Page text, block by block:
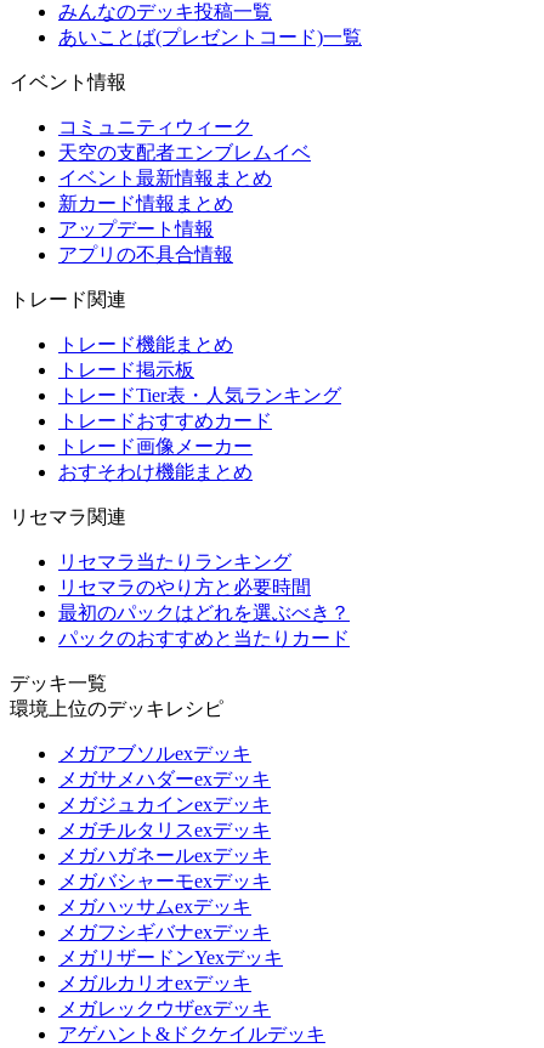
みんなのデッキ投稿一覧
あいことば(プレゼントコード)一覧
イベント情報
コミュニティウィーク
天空の支配者エンブレムイベ
イベント最新情報まとめ
新カード情報まとめ
アップデート情報
アプリの不具合情報
トレード関連
トレード機能まとめ
トレード掲示板
トレードTier表・人気ランキング
トレードおすすめカード
トレード画像メーカー
おすそわけ機能まとめ
リセマラ関連
リセマラ当たりランキング
リセマラのやり方と必要時間
最初のパックはどれを選ぶべき？
パックのおすすめと当たりカード
デッキ一覧
環境上位のデッキレシピ
メガアブソルexデッキ
メガサメハダーexデッキ
メガジュカインexデッキ
メガチルタリスexデッキ
メガハガネールexデッキ
メガバシャーモexデッキ
メガハッサムexデッキ
メガフシギバナexデッキ
メガリザードンYexデッキ
メガルカリオexデッキ
メガレックウザexデッキ
アゲハント&ドクケイルデッキ